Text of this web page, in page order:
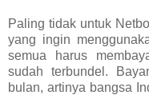
Paling tidak untuk
yang ingin
semua harus
sudah terbundel.
bulan, artinya bangsa